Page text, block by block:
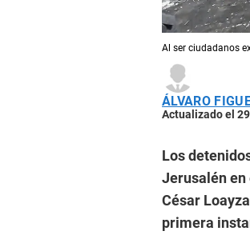
Al ser ciudadanos
ÁLVARO
Actualizado el
Los
Jerusalén en
César
primera